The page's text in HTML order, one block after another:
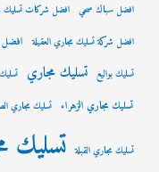
افضل سباك صحي افضل شركات تسليك
افضل شركة تسليك مجاري العقيلة
تسليك بواليع تسليك مجاري
تسليك مجاري الزهراء تسليك مجاري
تسليك مجاري القبلة تسليك